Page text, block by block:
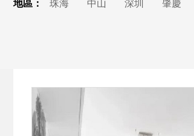
地區： 珠海 中山 深圳 肇慶